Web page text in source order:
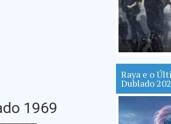
1969
Raya e o
Dublado